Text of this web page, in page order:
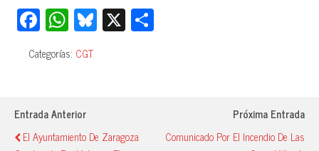
Fa
ce
bo
ok
W
ha
ts
A
pp
Bl
ue
y
X
pa
Categorías: CGT
Entrada Anterior
El Ayuntamiento De Zaragoza
Próxima Entrada
Comunicado Por El Incendio De Las